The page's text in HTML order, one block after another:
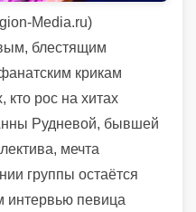
Media.ru)
блестящим
крикам
кто рос на хитах
Рудневой, бывшей
мечта
группы остаётся
интервью певица